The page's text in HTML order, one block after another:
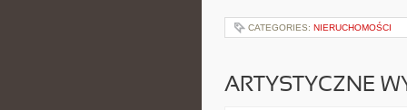
CATEGORIES: NIERUCHOMOŚCI
ARTYSTYCZNE